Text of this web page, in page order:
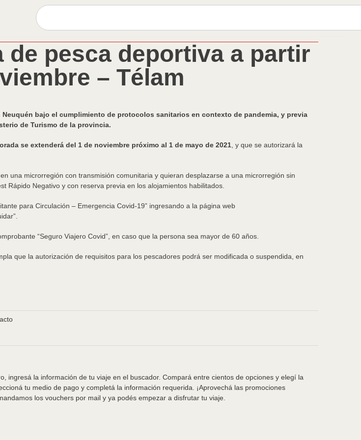
de pesca deportiva a partir
– Télam
bajo el cumplimiento de protocolos sanitarios en contexto de pandemia, y previa
de Turismo de la provincia.
se extenderá del 1 de noviembre próximo al 1 de mayo de 2021 , y que se autorizará la
una microrregión con transmisión comunitaria y quieran desplazarse a una microrregión sin
Rápido Negativo y con reserva previa en los alojamientos habilitados.
para Circulación – Emergencia Covid-19” ingresando a la página web
“Seguro Viajero Covid”, en caso que la persona sea mayor de 60 años.
que la autorización de requisitos para los pescadores podrá ser modificada o suspendida, en
ingresá la información de tu viaje en el buscador. Compará entre cientos de opciones y elegí la
tu medio de pago y completá la información requerida. ¡Aprovechá las promociones
los vouchers por mail y ya podés empezar a disfrutar tu viaje.